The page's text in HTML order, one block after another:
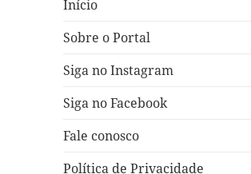
Início
Sobre o Portal
Siga no Instagram
Siga no Facebook
Fale conosco
Política de Privacidade